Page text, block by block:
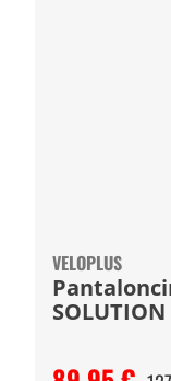
VELOPLUS